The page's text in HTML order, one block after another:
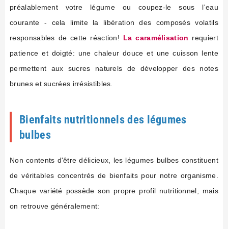
préalablement votre légume ou coupez-le sous l'eau
courante - cela limite la libération des composés volatils
responsables de cette réaction! La caramélisation requiert
patience et doigté: une chaleur douce et une cuisson lente
permettent aux sucres naturels de développer des notes
brunes et sucrées irrésistibles.
Bienfaits nutritionnels des légumes
bulbes
Non contents d'être délicieux, les légumes bulbes constituent
de véritables concentrés de bienfaits pour notre organisme.
Chaque variété possède son propre profil nutritionnel, mais
on retrouve généralement: